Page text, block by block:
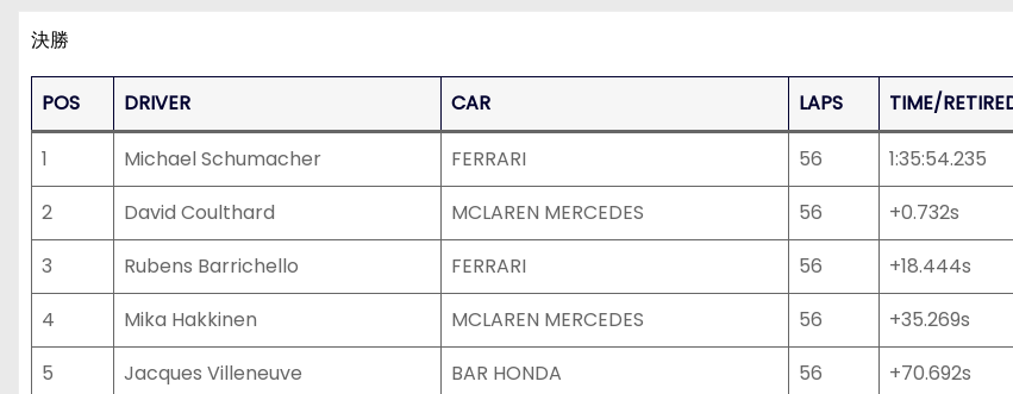
決勝
POS DRIVER CAR LAPS TIME/
1 Michael Schumacher FERRARI 56 1:35:54.235
2
David Coulthard MCLAREN MERCEDES 56 +0.732s
3
Rubens Barrichello FERRARI 56 +18.444s
4
Mika Hakkinen MCLAREN MERCEDES 56 +35.269s
5
Jacques Villeneuve BAR HONDA 56 +70.692s